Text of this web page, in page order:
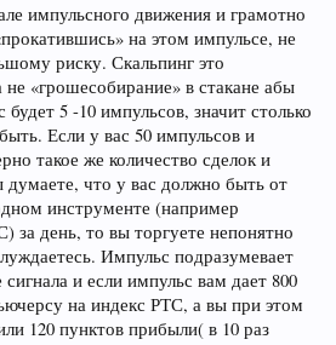
импульсного движения и грамотно
на этом импульсе, не
риску. Скальпинг это
не «грошесобирание» в стакане абы
будет 5 -10 импульсов, значит столько
Если у вас 50 импульсов и
такое же количество сделок и
думаете, что у вас должно быть от
инструменте (например
за день, то вы торгуете непонятно
Импульс подразумевает
и если импульс вам дает 800
на индекс РТС, а вы при этом
120 пунктов прибыли( в 10 раз